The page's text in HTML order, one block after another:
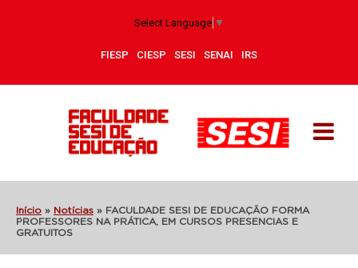
Select Language ▼
FIESP CIESP SESI SENAI IRS
Início » Notícias » FACULDADE SESI DE EDUCAÇÃO FORMA
PROFESSORES NA PRÁTICA, EM CURSOS PRESENCIAS E
GRATUITOS